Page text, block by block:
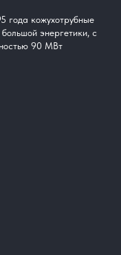
года кожухотрубные
энергетики, с
90 МВт